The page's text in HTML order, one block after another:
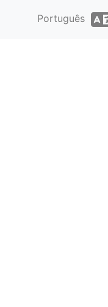
Português